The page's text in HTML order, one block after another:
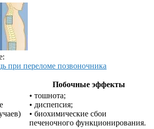
при переломе позвоночника
Побочные эффекты
• тошнота;
• диспепсия;
• биохимические сбои
печеночного функционирования.